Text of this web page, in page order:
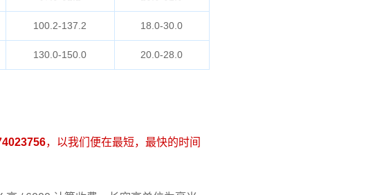
100.2-137.2 18.0-30.0
130.0-150.0 20.0-28.0
，以我们便在最短，最快的时间